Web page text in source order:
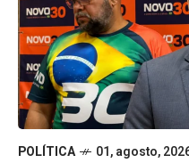
POLÍTICA 01, agosto,